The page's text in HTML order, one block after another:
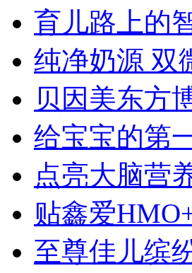
育儿路上的
纯净奶源 双
贝因美东方
给宝宝的第
点亮大脑营
贴鑫爱
至尊佳儿缤